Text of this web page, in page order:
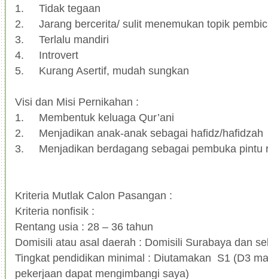
1.
Tidak tegaan
2.
Jarang bercerita/ sulit menemukan topik
3.
Terlalu mandiri
4.
Introvert
5.
Kurang Asertif, mudah sungkan
Visi dan Misi Pernikahan :
1.
Membentuk keluaga Qur’ani
2.
Menjadikan anak-anak sebagai hafidz/hafidzah
3.
Menjadikan berdagang sebagai pembuka pintu
Kriteria Mutlak Calon Pasangan :
Kriteria nonfisik :
Rentang usia : 28 – 36 tahun
Domisili atau asal daerah : Domisili Surabaya dan
Tingkat pendidikan minimal : Diutamakan S1 (D3
pekerjaan dapat mengimbangi saya)